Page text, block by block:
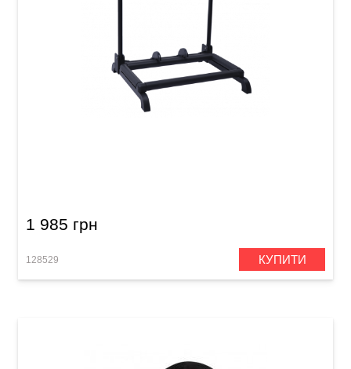
1 985 грн
128529 КУПИТИ